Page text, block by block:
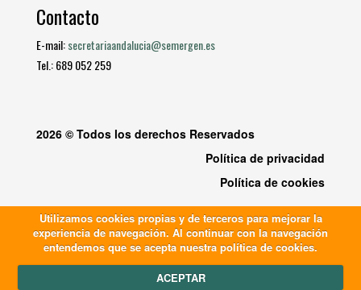
Contacto
E-mail:secretariaandalucia@semergen.es
Tel.: 689 052 259
2026 © Todos los derechos Reservados
Política de privacidad
Política de cookies
Utilizamos cookies propias y de terceros para mejorar la
experiencia de navegación. Al continuar con la navegación
entendemos que se acepta nuestra política de cookies.
ACEPTAR